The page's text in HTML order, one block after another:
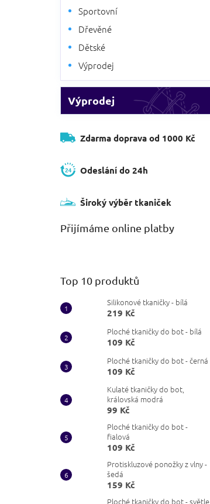
Sportovní
Dřevěné
Dětské
Výprodej
Výprodej
Zdarma doprava od 1000 Kč
Odeslání do 24h
Široký výběr tkaniček
Přijímáme online platby
Top 10 produktů
Silikonové tkaničky - bílá
219 Kč
Ploché tkaničky do bot - bílá
109 Kč
Ploché tkaničky do bot - černá
109 Kč
Kulaté tkaničky do bot,
královská modrá
99 Kč
Ploché tkaničky do bot -
fialová
109 Kč
Protiskluzové ponožky z vlny -
šedá
159 Kč
Ploché tkaničky do bot - světle